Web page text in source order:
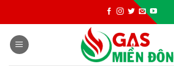
to
content